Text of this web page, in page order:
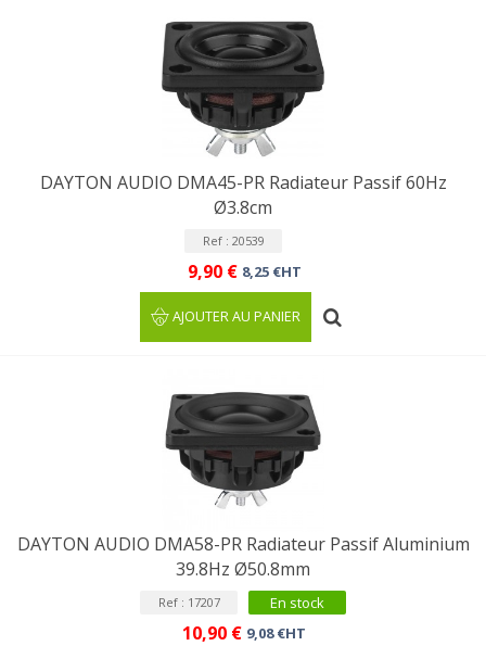
DAYTON AUDIO DMA45-PR Radiateur Passif 60Hz
Ø3.8cm
Ref : 20539
9,90 € 8,25 €HT
AJOUTER AU PANIER
DAYTON AUDIO DMA58-PR Radiateur Passif Aluminium
39.8Hz Ø50.8mm
Ref : 17207 En stock
10,90 € 9,08 €HT